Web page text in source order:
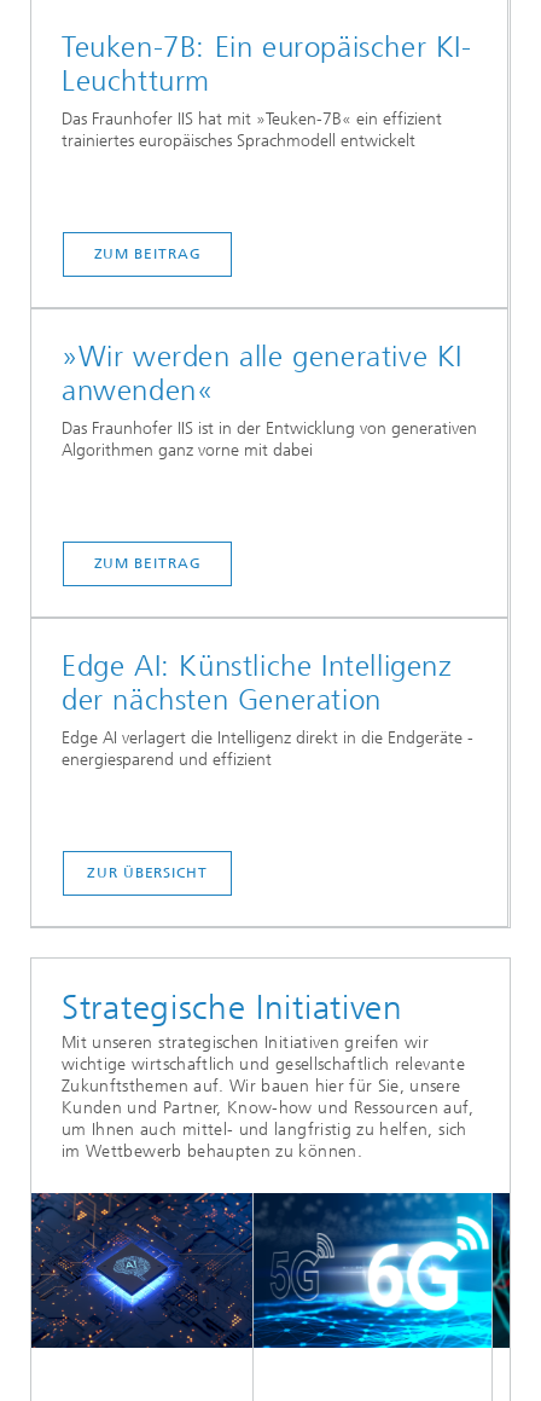
Teuken-7B: Ein europäischer KI-
Leuchtturm
Das Fraunhofer IIS hat mit »Teuken-7B« ein effizient
trainiertes europäisches Sprachmodell entwickelt
ZUM BEITRAG
»Wir werden alle generative KI
anwenden«
Das Fraunhofer IIS ist in der Entwicklung von generativen
Algorithmen ganz vorne mit dabei
ZUM BEITRAG
Edge AI: Künstliche Intelligenz
der nächsten Generation
Edge AI verlagert die Intelligenz direkt in die Endgeräte -
energiesparend und effizient
ZUR ÜBERSICHT
Strategische Initiativen
Mit unseren strategischen Initiativen greifen wir
wichtige wirtschaftlich und gesellschaftlich relevante
Zukunftsthemen auf. Wir bauen hier für Sie, unsere
Kunden und Partner, Know-how und Ressourcen auf,
um Ihnen auch mittel- und langfristig zu helfen, sich
im Wettbewerb behaupten zu können.